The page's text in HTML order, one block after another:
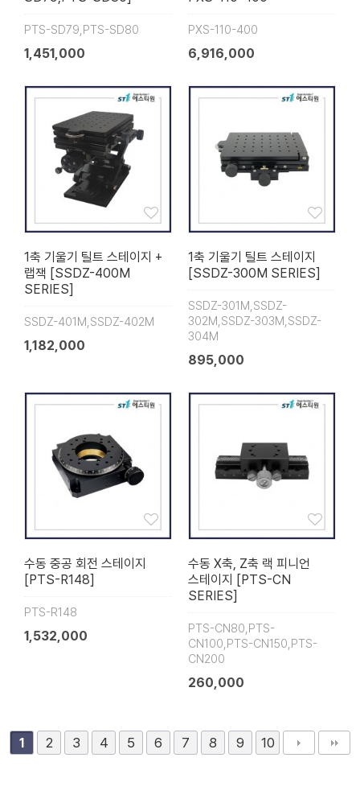
PTS-SD79,PTS-SD80
1,451,000
PXS-110-400
6,916,000
1축 기울기 틸트 스테이지 +
랩잭 [SSDZ-400M
SERIES]
SSDZ-401M,SSDZ-402M
1,182,000
1축 기울기 틸트 스테이지
[SSDZ-300M SERIES]
SSDZ-301M,SSDZ-
302M,SSDZ-303M,SSDZ-
304M
895,000
수동 중공 회전 스테이지
[PTS-R148]
PTS-R148
1,532,000
수동 X축, Z축 랙 피니언
스테이지 [PTS-CN
SERIES]
PTS-CN80,PTS-
CN100,PTS-CN150,PTS-
CN200
260,000
1 2 3 4 5 6 7 8 9 10